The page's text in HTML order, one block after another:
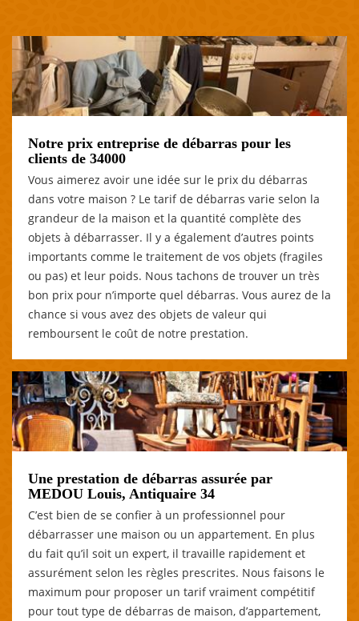
Notre prix entreprise de débarras pour les
clients de 34000
Vous aimerez avoir une idée sur le prix du débarras
dans votre maison ? Le tarif de débarras varie selon la
grandeur de la maison et la quantité complète des
objets à débarrasser. Il y a également d’autres points
importants comme le traitement de vos objets (fragiles
ou pas) et leur poids. Nous tachons de trouver un très
bon prix pour n’importe quel débarras. Vous aurez de la
chance si vous avez des objets de valeur qui
remboursent le coût de notre prestation.
Une prestation de débarras assurée par
MEDOU Louis, Antiquaire 34
C’est bien de se confier à un professionnel pour
débarrasser une maison ou un appartement. En plus
du fait qu’il soit un expert, il travaille rapidement et
assurément selon les règles prescrites. Nous faisons le
maximum pour proposer un tarif vraiment compétitif
pour tout type de débarras de maison, d’appartement,